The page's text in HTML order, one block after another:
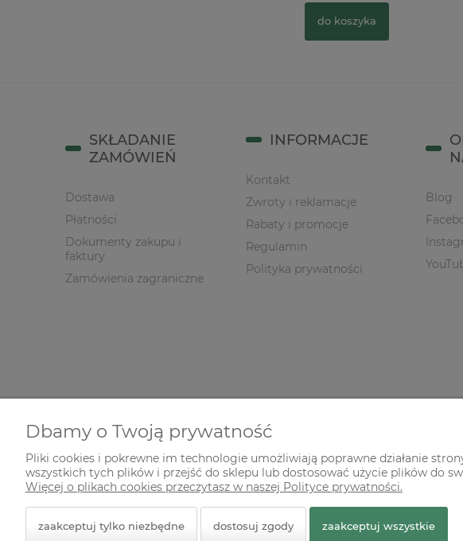
do koszyka
SKŁADANIE
ZAMÓWIEŃ
Dostawa
Płatności
Dokumenty zakupu i
faktury
Zamówienia zagraniczne
INFORMACJE
Kontakt
Zwroty i reklamacje
Rabaty i promocje
Regulamin
Polityka prywatności
Blog
© 2026 zielonekoty.pl. Wszelkie prawa zastrzeżone.
Dbamy o Twoją prywatność
Pliki cookies i pokrewne im technologie umożliwiają poprawne działanie
wszystkich tych plików i przejść do sklepu lub dostosować użycie plików do
Więcej o plikach cookies przeczytasz w naszej Polityce prywatności.
zaakceptuj tylko niezbędne dostosuj zgody zaakceptuj wszystkie